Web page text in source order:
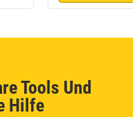
Tools Und
Hilfe